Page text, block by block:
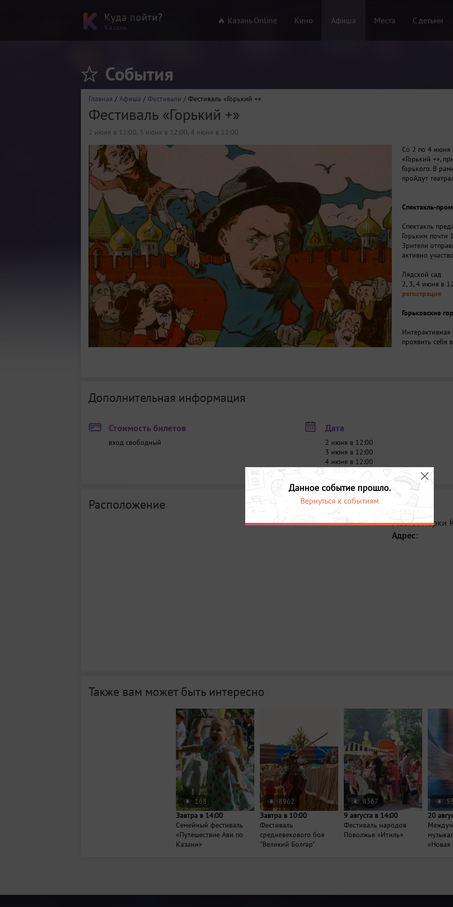
🔥 Казань Online Кино Афиша Места С детьми
События
Главная / Афиша / Фестивали / Фестиваль «Горький +»
Фестиваль «Горький +»
2 июня в 12:00, 3 июня в 12:00, 4 июня в 12:00
Со 2 по 4 июня
«Горький +»,
Горького. В
пройдут
Спектакль-
Спектакль
Горьким почти
Зрители
активно
Лядской сад
2, 3, 4 июня в
регистрация
Горьковские
проявить себя
Ленинский сад
3 июня в 14:00
Дополнительная информация
Стоимость билетов
вход свободный
Дата
2 июня в 12:00
3 июня в 12:00
4 июня в 12:00
Расположение
Место: Парки
Адрес:
Также вам может быть интересно
168
Завтра в 14:00
Семейный фестиваль
«Путешествие Ави по
Казани»
8962
Завтра в 10:00
Фестиваль
средневекового боя
"Великий Болгар"
8367
9 августа в 14:00
Фестиваль народов
Поволжья «Итиль»
20
«Новая
Данное событие прошло.
Вернуться к событиям